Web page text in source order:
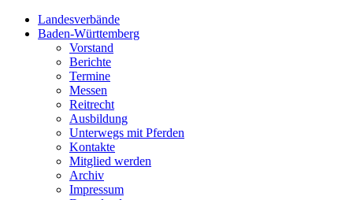
Landesverbände
Baden-Württemberg
Vorstand
Berichte
Termine
Messen
Reitrecht
Ausbildung
Unterwegs mit Pferden
Kontakte
Mitglied werden
Archiv
Impressum